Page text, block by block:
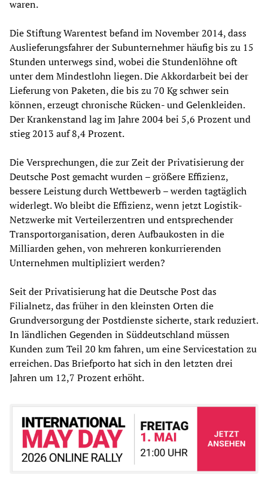
waren.
Die Stiftung Warentest befand im November 2014, dass
Auslieferungsfahrer der Subunternehmer häufig bis zu 15
Stunden unterwegs sind, wobei die Stundenlöhne oft
unter dem Mindestlohn liegen. Die Akkordarbeit bei der
Lieferung von Paketen, die bis zu 70 Kg schwer sein
können, erzeugt chronische Rücken- und Gelenkleiden.
Der Krankenstand lag im Jahre 2004 bei 5,6 Prozent und
stieg 2013 auf 8,4 Prozent.
Die Versprechungen, die zur Zeit der Privatisierung der
Deutsche Post gemacht wurden – größere Effizienz,
bessere Leistung durch Wettbewerb – werden tagtäglich
widerlegt. Wo bleibt die Effizienz, wenn jetzt Logistik-
Netzwerke mit Verteilerzentren und entsprechender
Transportorganisation, deren Aufbaukosten in die
Milliarden gehen, von mehreren konkurrierenden
Unternehmen multipliziert werden?
Seit der Privatisierung hat die Deutsche Post das
Filialnetz, das früher in den kleinsten Orten die
Grundversorgung der Postdienste sicherte, stark reduziert.
In ländlichen Gegenden in Süddeutschland müssen
Kunden zum Teil 20 km fahren, um eine Servicestation zu
erreichen. Das Briefporto hat sich in den letzten drei
Jahren um 12,7 Prozent erhöht.